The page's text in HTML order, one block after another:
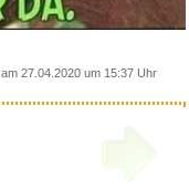
am 27.04.2020 um 15:37 Uhr